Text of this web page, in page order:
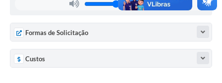
Formas de Solicitação
Custos